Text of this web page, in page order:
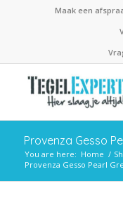
Maak een
Provenza Gesso
You are here: Home /
Provenza Gesso Pearl